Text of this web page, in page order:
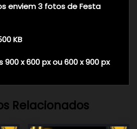
enviem 3 fotos de Festa
KB
x 600 px ou 600 x 900 px
Relacionados